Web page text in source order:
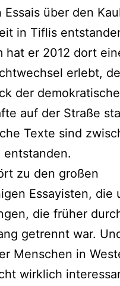
Essais über den
in Tiflis
hat er 2012 dort
erlebt,
der
auf der Straße
Texte sind
entstanden.
zu den großen
Essayisten, die
die früher
getrennt war.
Menschen in
wirklich